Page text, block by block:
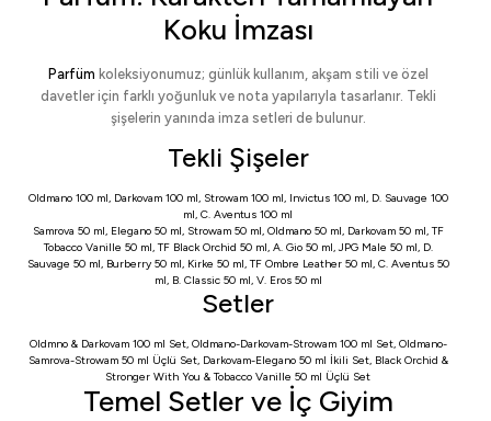
Koku İmzası
Parfüm koleksiyonumuz; günlük kullanım, akşam stili ve özel
davetler için farklı yoğunluk ve nota yapılarıyla tasarlanır. Tekli
şişelerin yanında imza setleri de bulunur.
Tekli Şişeler
Oldmano 100 ml, Darkovam 100 ml, Strowam 100 ml, Invictus 100 ml, D. Sauvage 100
ml, C. Aventus 100 ml
Samrova 50 ml, Elegano 50 ml, Strowam 50 ml, Oldmano 50 ml, Darkovam 50 ml,TF
Tobacco Vanille 50 ml,TF Black Orchid 50 ml, A. Gio 50 ml,JPG Male 50 ml, D.
Sauvage 50 ml, Burberry 50 ml, Kirke 50 ml,TF Ombre Leather 50 ml, C. Aventus 50
ml, B. Classic 50 ml, V. Eros 50 ml
Setler
Oldmno & Darkovam 100 ml Set, Oldmano-Darkovam-Strowam 100 ml Set, Oldmano-
Samrova-Strowam 50 ml Üçlü Set, Darkovam-Elegano 50 ml İkili Set, Black Orchid &
Stronger With You & Tobacco Vanille 50 ml Üçlü Set
Temel Setler ve İç Giyim